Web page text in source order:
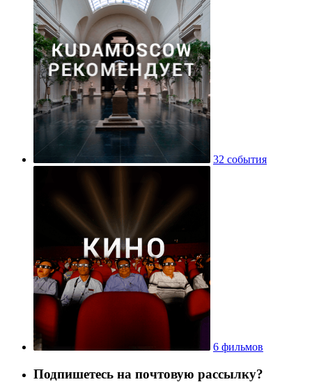
32 события
6 фильмов
Подпишетесь на почтовую рассылку?